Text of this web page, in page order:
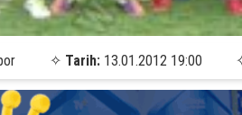
✧ Tarih: 13.01.2012 19:00